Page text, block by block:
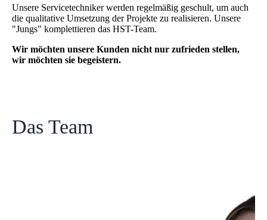
Unsere Servicetechniker werden regelmäßig geschult, um auch
die qualitative Umsetzung der Projekte zu realisieren. Unsere
"Jungs" komplettieren das HST-Team.
Wir möchten unsere Kunden nicht nur zufrieden stellen,
wir möchten sie begeistern.
Das Team